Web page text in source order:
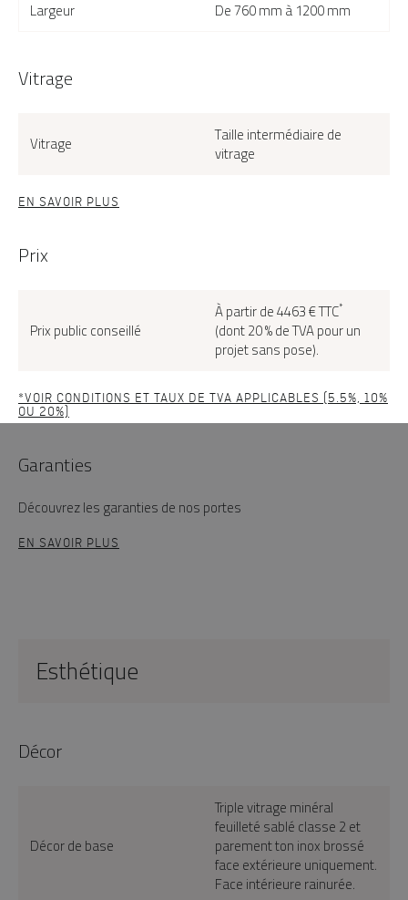
Largeur De 760 mm à 1200 mm
Vitrage
Vitrage Taille intermédiaire de
vitrage
EN SAVOIR PLUS
Prix
Prix public conseillé
À partir de 4463 € TTC*
(dont 20 % de TVA pour un
projet sans pose).
*VOIR CONDITIONS ET TAUX DE TVA APPLICABLES (5.5%, 10%
OU 20%)
Garanties
Découvrez les garanties de nos portes
EN SAVOIR PLUS
Esthétique
Décor
Décor de base
Triple vitrage minéral
feuilleté sablé classe 2 et
parement ton inox brossé
face extérieure uniquement.
Face intérieure rainurée.